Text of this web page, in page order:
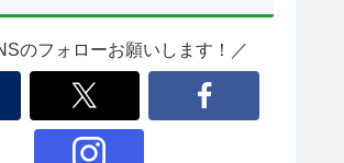
のフォローお願いします！／